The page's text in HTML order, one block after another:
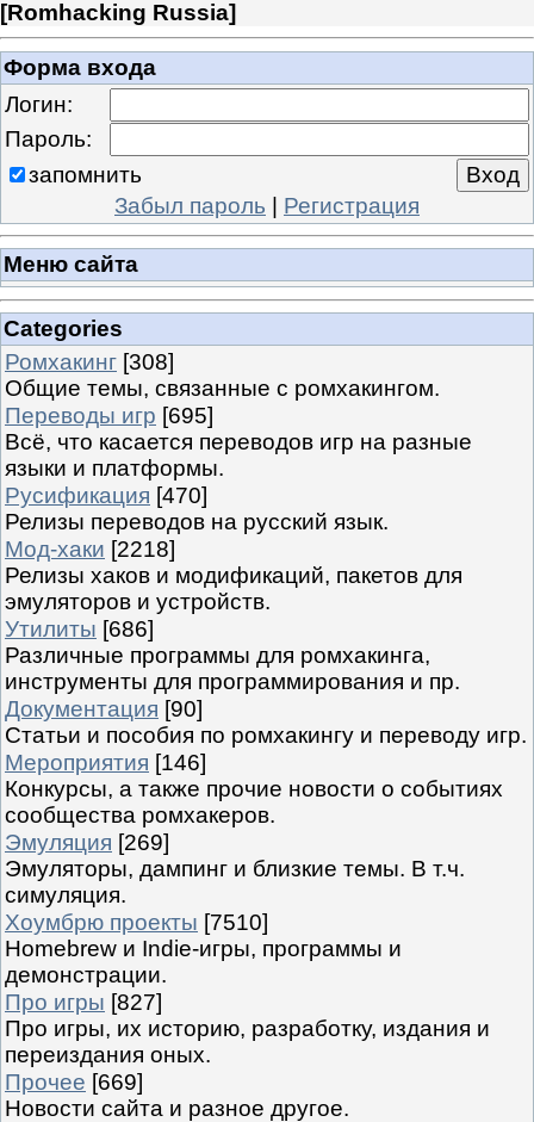
[Romhacking Russia]
Форма входа
Логин:
Пароль:
запомнить
Забыл пароль | Регистрация
Меню сайта
Categories
Ромхакинг [308]
Общие темы, связанные с ромхакингом.
Переводы игр [695]
Всё, что касается переводов игр на разные
языки и платформы.
Русификация [470]
Релизы переводов на русский язык.
Мод-хаки [2218]
Релизы хаков и модификаций, пакетов для
эмуляторов и устройств.
Утилиты [686]
Различные программы для ромхакинга,
инструменты для программирования и пр.
Документация [90]
Статьи и пособия по ромхакингу и переводу игр.
Мероприятия [146]
Конкурсы, а также прочие новости о событиях
сообщества ромхакеров.
Эмуляция [269]
Эмуляторы, дампинг и близкие темы. В т.ч.
симуляция.
Хоумбрю проекты [7510]
Homebrew и Indie-игры, программы и
демонстрации.
Про игры [827]
Про игры, их историю, разработку, издания и
переиздания оных.
Прочее [669]
Новости сайта и разное другое.